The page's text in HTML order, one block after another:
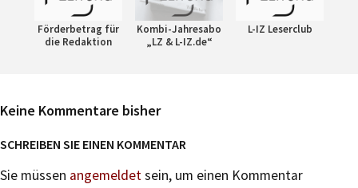
Förderbetrag für
die Redaktion
Kombi-Jahresabo
„LZ & L-IZ.de“
L-IZ Leserclub
Keine Kommentare bisher
SCHREIBEN SIE EINEN KOMMENTAR
Sie müssen angemeldetsein, um einen Kommentar